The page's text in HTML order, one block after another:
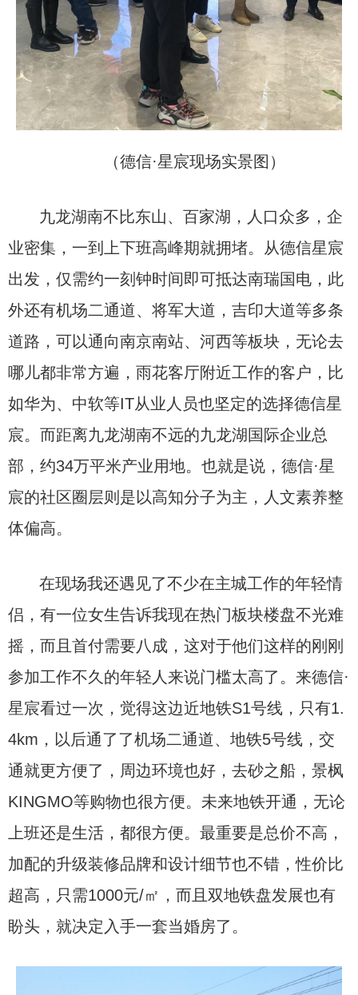
（德信·星宸现场实景图）
九龙湖南不比东山、百家湖，人口众多，企
业密集，一到上下班高峰期就拥堵。从德信星宸
出发，仅需约一刻钟时间即可抵达南瑞国电，此
外还有机场二通道、将军大道，吉印大道等多条
道路，可以通向南京南站、河西等板块，无论去
哪儿都非常方遍，雨花客厅附近工作的客户，比
如华为、中软等IT从业人员也坚定的选择德信星
宸。而距离九龙湖南不远的九龙湖国际企业总
部，约34万平米产业用地。也就是说，德信·星
宸的社区圈层则是以高知分子为主，人文素养整
体偏高。
在现场我还遇见了不少在主城工作的年轻情
侣，有一位女生告诉我现在热门板块楼盘不光难
摇，而且首付需要八成，这对于他们这样的刚刚
参加工作不久的年轻人来说门槛太高了。来德信·
星宸看过一次，觉得这边近地铁S1号线，只有1.
4km，以后通了了机场二通道、地铁5号线，交
通就更方便了，周边环境也好，去砂之船，景枫
KINGMO等购物也很方便。未来地铁开通，无论
上班还是生活，都很方便。最重要是总价不高，
加配的升级装修品牌和设计细节也不错，性价比
超高，只需1000元/㎡，而且双地铁盘发展也有
盼头，就决定入手一套当婚房了。